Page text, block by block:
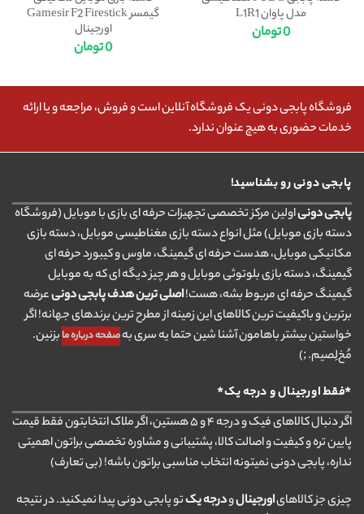
مدل پاوان L1R1
0تومان
گیمسر Gamesir F2 Firestick
اورجینال
0تومان
فروشگاه پابجی دونی یک فروشگاه آنلاین است و فروش، مراجعه و یا ارائه
خدمات حضوری به هیچ عنوان ندارد.
پابجی دونی رو بشناسید!
پابجی دونیاولین مرکز تخصصی تجهیزات حرفه ای بازی با موبایل (فروشگاه
دسته بازی موبایل) مثل انواع دسته بازی مغناطیسی موبایل، دسته بازی
مکانیکی موبایل، هدست حرفه ای گیمینگ، ماوس و کیبورد حرفه ای
گیمینگ، دسته بازی بلوتوثی موبایل و هر چیز دیگه ای که به موبایل
گیمینگ حرفه ای مربوط بشه، هست!اصلی ترین هدف پابجی دونیعرضه
برترین و باکیفیت ترین کالاهای این زمینه از مطرح ترین برندهای جهانه! اگر
خواستین بیشتر باهامون آشنا شین حتما یه سری بهصفحه درباره ما بزنین.
مُخ‌لِصیم. ;)
*فقط اورجینال و درجه یک*
اگر دنبال کالاهای فیک و درجه ۴ و ۵ هستین، اگر ملاک انتخابتون فقط قیمت
پایین تره و کیفیت و اصالت کالا، پشتیبانی و مشاوره تخصصی براتون اهمیتی
نداره، پابجی دونی نمیتونه انتخاب مناسبی براتون باشه! (بی تعارف)
چیزی جز کالاهایاورجینالودرجه یکتو پابجی دونی پیدا نمیکنید. در نتیجه